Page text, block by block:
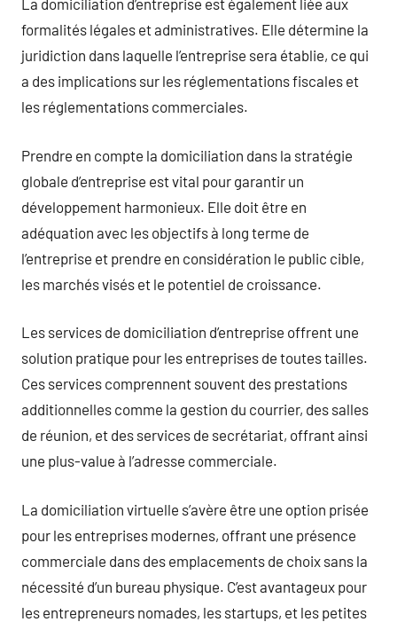
La domiciliation d’entreprise est également liée aux
formalités légales et administratives. Elle détermine la
juridiction dans laquelle l’entreprise sera établie, ce qui
a des implications sur les réglementations fiscales et
les réglementations commerciales.
Prendre en compte la domiciliation dans la stratégie
globale d’entreprise est vital pour garantir un
développement harmonieux. Elle doit être en
adéquation avec les objectifs à long terme de
l’entreprise et prendre en considération le public cible,
les marchés visés et le potentiel de croissance.
Les services de domiciliation d’entreprise offrent une
solution pratique pour les entreprises de toutes tailles.
Ces services comprennent souvent des prestations
additionnelles comme la gestion du courrier, des salles
de réunion, et des services de secrétariat, offrant ainsi
une plus-value à l’adresse commerciale.
La domiciliation virtuelle s’avère être une option prisée
pour les entreprises modernes, offrant une présence
commerciale dans des emplacements de choix sans la
nécessité d’un bureau physique. C’est avantageux pour
les entrepreneurs nomades, les startups, et les petites